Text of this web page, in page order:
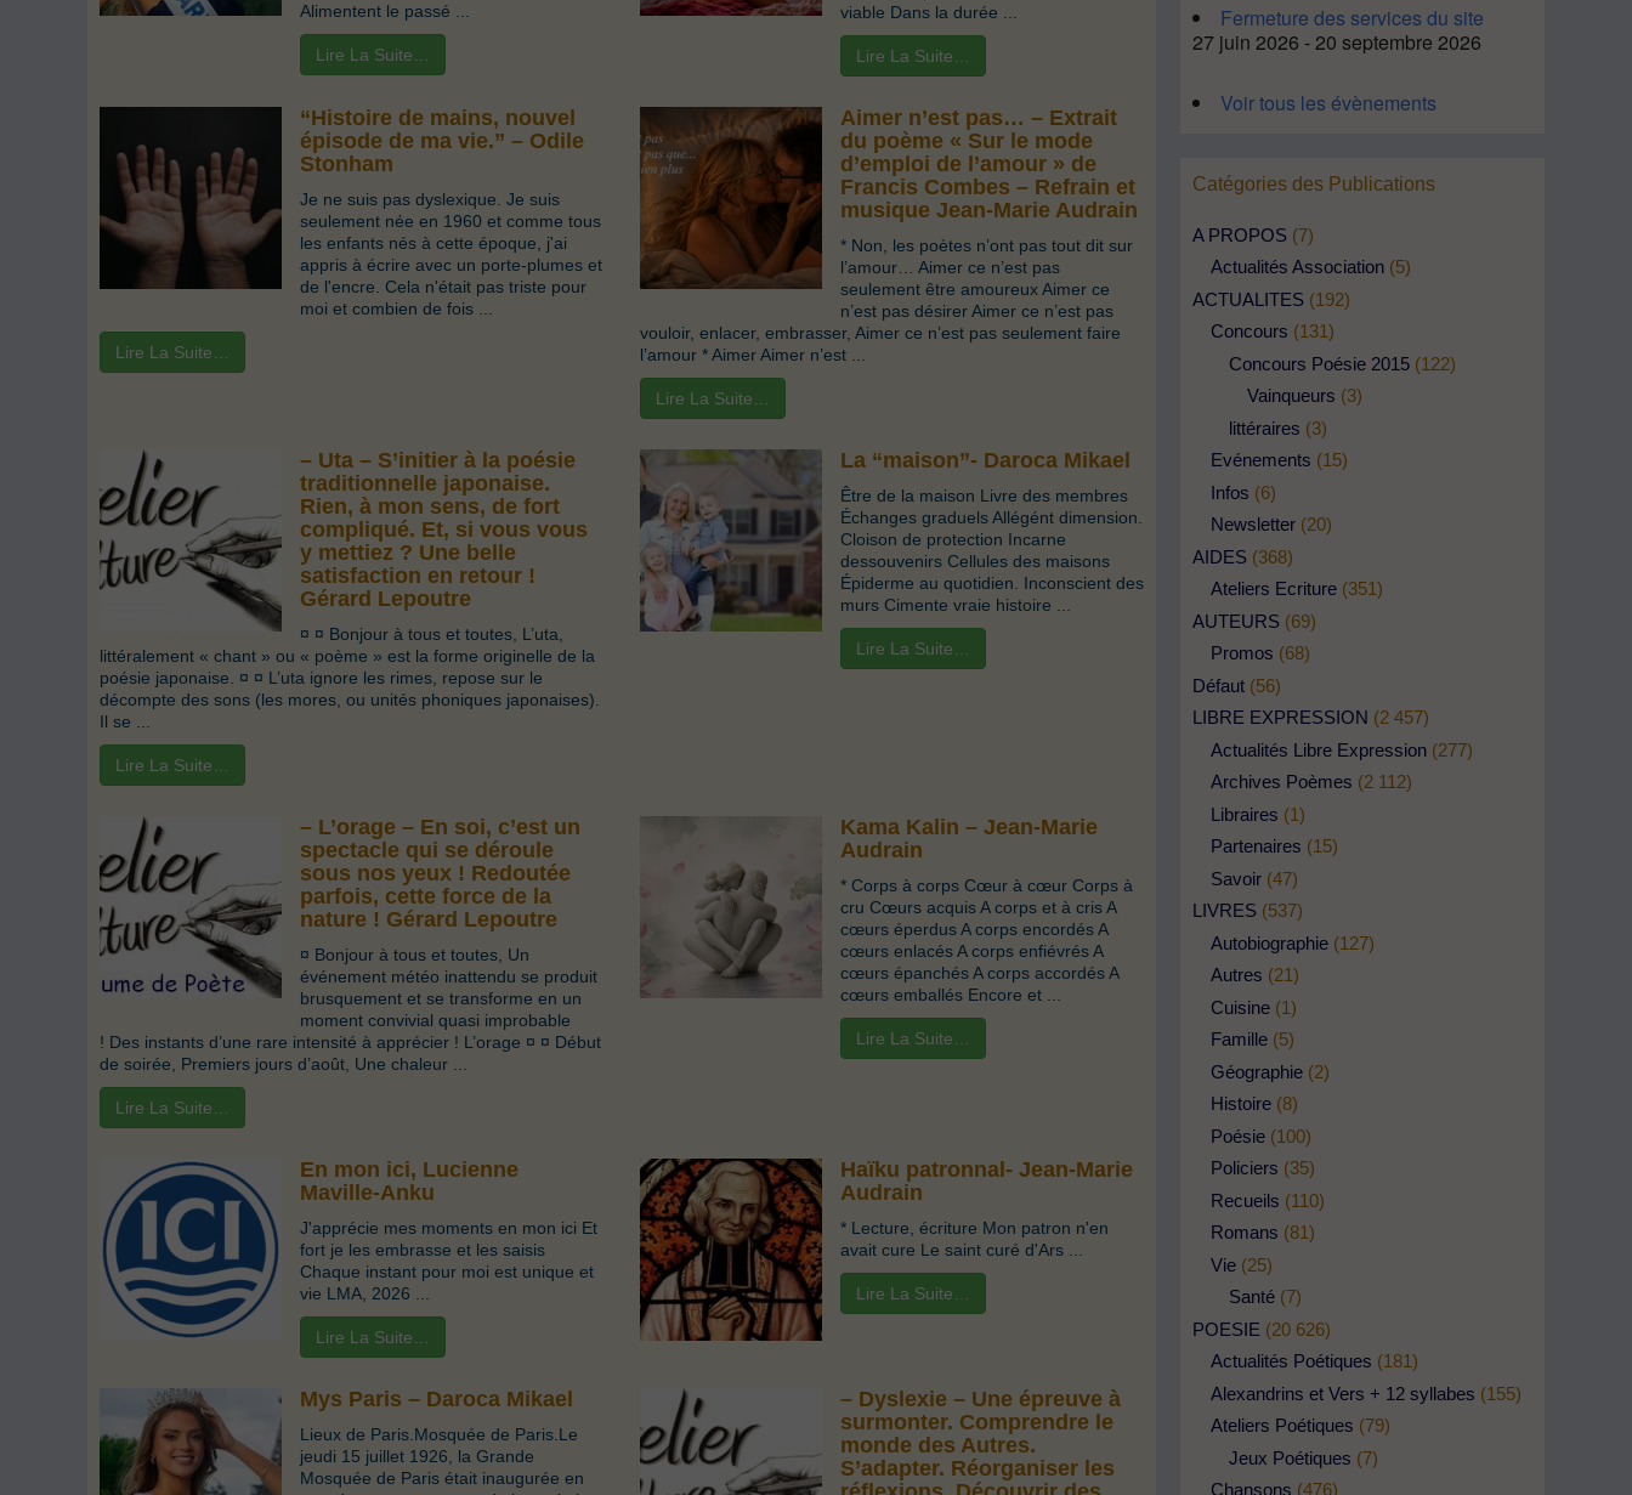
Alimentent le passé ...
Lire La Suite…
viable Dans la durée ...
Lire La Suite…
“Histoire de mains, nouvel
épisode de ma vie.” – Odile
Stonham
Je ne suis pas dyslexique. Je suis
seulement née en 1960 et comme tous
les enfants nés à cette époque, j'ai
appris à écrire avec un porte-plumes et
de l'encre. Cela n'était pas triste pour
moi et combien de fois ...
Lire La Suite…
Aimer n’est pas… – Extrait
du poème « Sur le mode
d’emploi de l’amour » de
Francis Combes – Refrain et
musique Jean-Marie Audrain
* Non, les poètes n’ont pas tout dit sur
l’amour… Aimer ce n’est pas
seulement être amoureux Aimer ce
n’est pas désirer Aimer ce n’est pas
vouloir, enlacer, embrasser, Aimer ce n’est pas seulement faire
l’amour * Aimer Aimer n’est ...
Lire La Suite…
– Uta – S’initier à la poésie
traditionnelle japonaise.
Rien, à mon sens, de fort
compliqué. Et, si vous vous
y mettiez ? Une belle
satisfaction en retour !
Gérard Lepoutre
¤ ¤ Bonjour à tous et toutes, L’uta,
littéralement « chant » ou « poème » est la forme originelle de la
poésie japonaise. ¤ ¤ L’uta ignore les rimes, repose sur le
décompte des sons (les mores, ou unités phoniques japonaises).
Il se ...
Lire La Suite…
La “maison”- Daroca Mikael
Être de la maison Livre des membres
Échanges graduels Allégént dimension.
Cloison de protection Incarne
dessouvenirs Cellules des maisons
Épiderme au quotidien. Inconscient des
murs Cimente vraie histoire ...
Lire La Suite…
– L’orage – En soi, c’est un
spectacle qui se déroule
sous nos yeux ! Redoutée
parfois, cette force de la
nature ! Gérard Lepoutre
¤ Bonjour à tous et toutes, Un
événement météo inattendu se produit
brusquement et se transforme en un
moment convivial quasi improbable
! Des instants d’une rare intensité à apprécier ! L’orage ¤ ¤ Début
de soirée, Premiers jours d’août, Une chaleur ...
Lire La Suite…
Kama Kalin – Jean-Marie
Audrain
* Corps à corps Cœur à cœur Corps à
cru Cœurs acquis A corps et à cris A
cœurs éperdus A corps encordés A
cœurs enlacés A corps enfiévrés A
cœurs épanchés A corps accordés A
cœurs emballés Encore et ...
Lire La Suite…
En mon ici, Lucienne
Maville-Anku
J'apprécie mes moments en mon ici Et
fort je les embrasse et les saisis
Chaque instant pour moi est unique et
vie LMA, 2026 ...
Lire La Suite…
Haïku patronnal- Jean-Marie
Audrain
* Lecture, écriture Mon patron n'en
avait cure Le saint curé d'Ars ...
Lire La Suite…
Mys Paris – Daroca Mikael
Lieux de Paris.Mosquée de Paris.Le
jeudi 15 juillet 1926, la Grande
Mosquée de Paris était inaugurée en
– Dyslexie – Une épreuve à
surmonter. Comprendre le
monde des Autres.
S’adapter. Réorganiser les
Fermeture des services du site
27 juin 2026 - 20 septembre 2026
Voir tous les évènements
Catégories des Publications
A PROPOS (7)
Actualités Association (5)
ACTUALITES (192)
Concours (131)
Concours Poésie 2015 (122)
Vainqueurs (3)
littéraires (3)
Evénements (15)
Infos (6)
Newsletter (20)
AIDES (368)
Ateliers Ecriture (351)
AUTEURS (69)
Promos (68)
Défaut (56)
LIBRE EXPRESSION (2 457)
Actualités Libre Expression (277)
Archives Poèmes (2 112)
Libraires (1)
Partenaires (15)
Savoir (47)
LIVRES (537)
Autobiographie (127)
Autres (21)
Cuisine (1)
Famille (5)
Géographie (2)
Histoire (8)
Poésie (100)
Policiers (35)
Recueils (110)
Romans (81)
Vie (25)
Santé (7)
POESIE (20 626)
Actualités Poétiques (181)
Alexandrins et Vers + 12 syllabes (155)
Ateliers Poétiques (79)
Jeux Poétiques (7)
Chansons (476)